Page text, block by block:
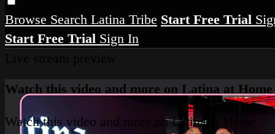
Browse Search Latina Tribe Start Free Trial
Start Free Trial Sign In
Watch this video and more on Latina at Home
Watch this video and more on Latina at Home